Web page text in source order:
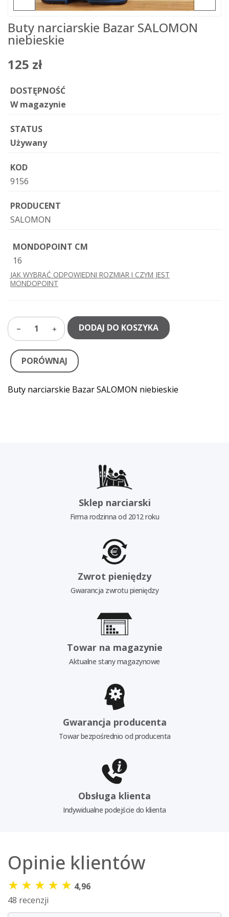
Buty narciarskie Bazar SALOMON
niebieskie
125 zł
DOSTĘPNOŚĆ
W magazynie
STATUS
Używany
KOD
9156
PRODUCENT
SALOMON
MONDOPOINT CM
16
JAK WYBRAĆ ODPOWIEDNI ROZMIAR I CZYM JEST
MONDOPOINT
1 DODAJ DO KOSZYKA
PORÓWNAJ
Buty narciarskie Bazar SALOMON niebieskie
Sklep narciarski
Firma rodzinna od 2012 roku
Zwrot pieniędzy
Gwarancja zwrotu pieniędzy
Towar na magazynie
Aktualne stany magazynowe
Gwarancja producenta
Towar bezpośrednio od producenta
Obsługa klienta
Indywidualne podejście do klienta
Opinie klientów
★ ★ ★ ★ ★ 4,96
48 recenzji